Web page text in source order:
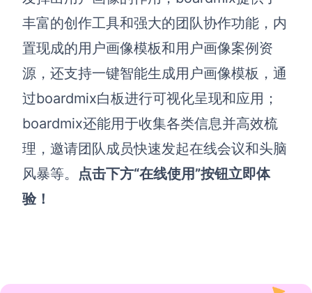
丰富的创作工具和强大的团队协作功能，内
置现成的用户画像模板和用户画像案例资
源，还支持一键智能生成用户画像模板，通
过boardmix白板进行可视化呈现和应用；
boardmix还能用于收集各类信息并高效梳
理，邀请团队成员快速发起在线会议和头脑
风暴等。 点击下方“在线使用”按钮立即体
验！